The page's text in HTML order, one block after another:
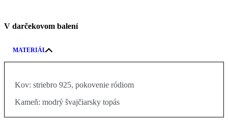
V darčekovom balení
MATERIÁL
Kov: striebro 925, pokovenie ródiom
Kameň: modrý švajčiarsky topás